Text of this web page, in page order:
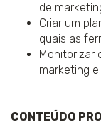
de
Criar um
quais as
Monitorizar
marketing
CONTEÚDO